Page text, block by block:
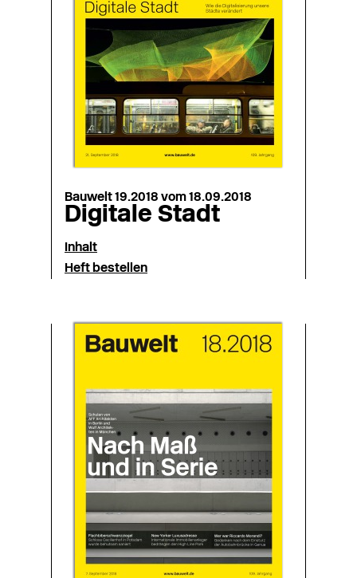
Bauwelt 19.2018 vom 18.09.2018
Digitale Stadt
Inhalt
Heft bestellen